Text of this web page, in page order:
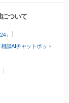
ついて
」
談AIチャットボット